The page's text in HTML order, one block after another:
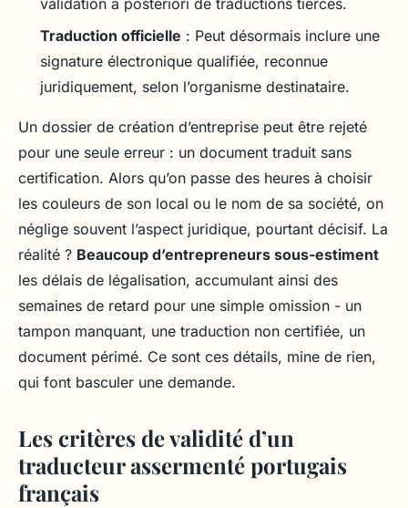
validation a posteriori de traductions tierces.
Traduction officielle : Peut désormais inclure une
signature électronique qualifiée, reconnue
juridiquement, selon l’organisme destinataire.
Un dossier de création d’entreprise peut être rejeté
pour une seule erreur : un document traduit sans
certification. Alors qu’on passe des heures à choisir
les couleurs de son local ou le nom de sa société, on
néglige souvent l’aspect juridique, pourtant décisif. La
réalité ? Beaucoup d’entrepreneurs sous-estiment
les délais de légalisation, accumulant ainsi des
semaines de retard pour une simple omission - un
tampon manquant, une traduction non certifiée, un
document périmé. Ce sont ces détails, mine de rien,
qui font basculer une demande.
Les critères de validité d’un
traducteur assermenté portugais
français